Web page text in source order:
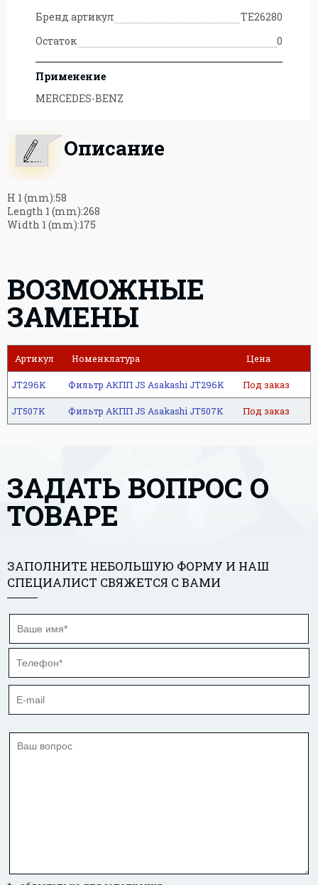
Бренд артикул
TE26280
Остаток
0
Применение
MERCEDES-BENZ
Описание
H 1 (mm):58
Length 1 (mm):268
Width 1 (mm):175
ВОЗМОЖНЫЕ
ЗАМЕНЫ
Артикул Номенклатура Цена
JT296K Фильтр АКПП JS Asakashi JT296K Под заказ
JT507K Фильтр АКПП JS Asakashi JT507K Под заказ
ЗАДАТЬ ВОПРОС О
ТОВАРЕ
ЗАПОЛНИТЕ НЕБОЛЬШУЮ ФОРМУ И НАШ
СПЕЦИАЛИСТ СВЯЖЕТСЯ С ВАМИ